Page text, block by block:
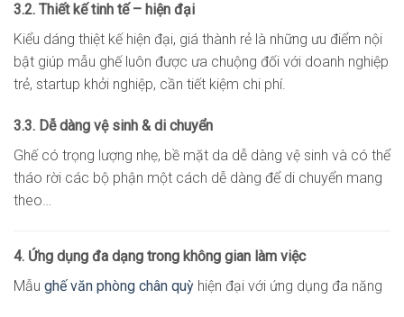
3.2. Thiết kế tinh tế – hiện đại
Kiểu dáng thiệt kế hiện đại, giá thành rẻ là những ưu điểm nội
bật giúp mẫu ghế luôn được ưa chuộng đối với doanh nghiệp
trẻ, startup khởi nghiệp, cần tiết kiệm chi phí.
3.3. Dễ dàng vệ sinh & di chuyển
Ghế có trọng lượng nhẹ, bề mặt da dễ dàng vệ sinh và có thể
tháo rời các bộ phận một cách dễ dàng để di chuyển mang
theo…
4. Ứng dụng đa dạng trong không gian làm việc
Mẫu ghế văn phòng chân quỳ hiện đại với ứng dụng đa năng